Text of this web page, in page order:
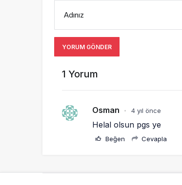
Adınız
YORUM GÖNDER
1 Yorum
Osman • 4 yıl önce
Helal olsun pgs ye
Beğen Cevapla